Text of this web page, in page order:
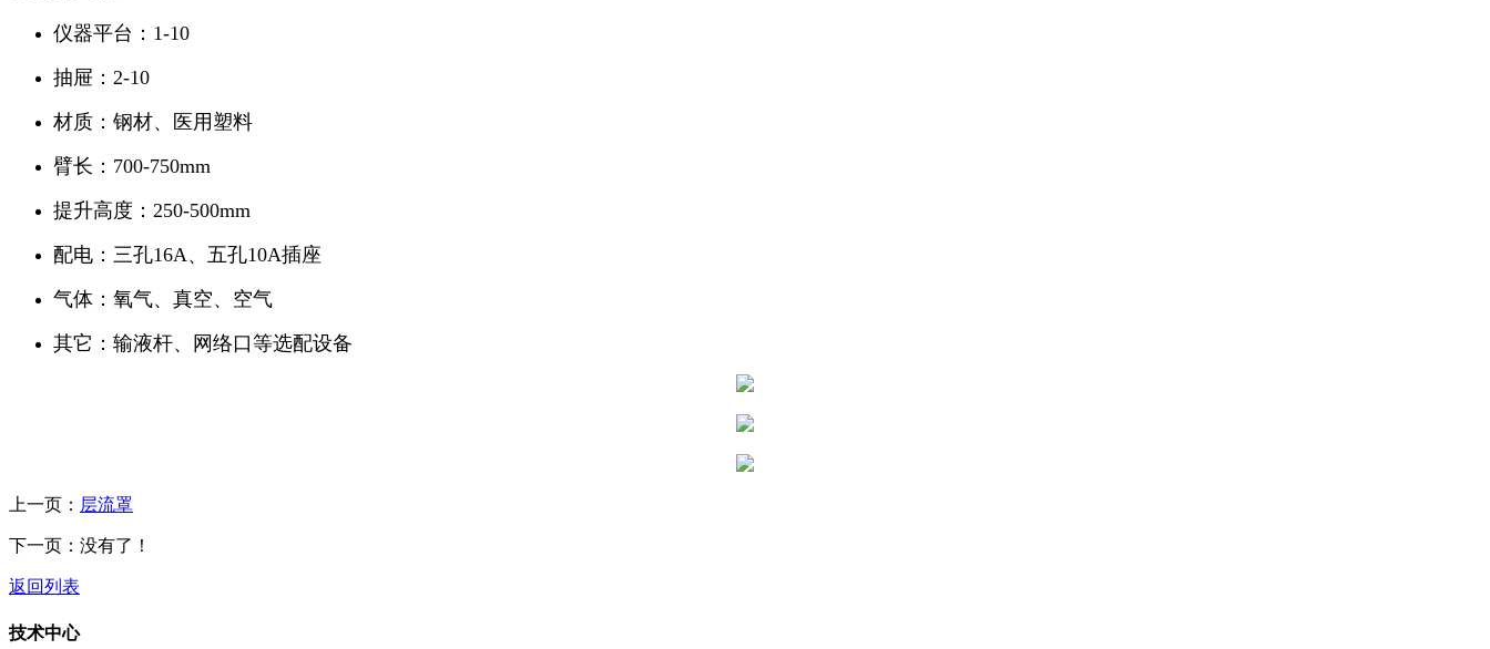
仪器平台：1-10
抽屉：2-10
材质：钢材、医用塑料
臂长：700-750mm
提升高度：250-500mm
配电：三孔16A、五孔10A插座
气体：氧气、真空、空气
其它：输液杆、网络口等选配设备
上一页： 层流罩
下一页：没有了！
返回列表
技术中心